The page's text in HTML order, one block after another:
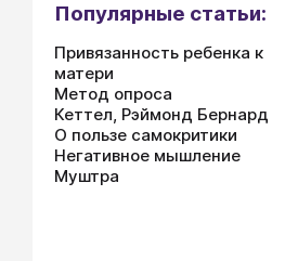
Популярные статьи:
Привязанность ребенка к
матери
Метод опроса
Кеттел, Рэймонд Бернард
О пользе самокритики
Негативное мышление
Муштра